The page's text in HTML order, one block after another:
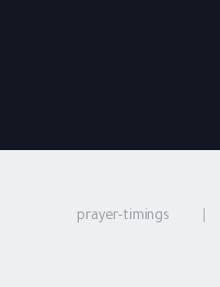
prayer-timings